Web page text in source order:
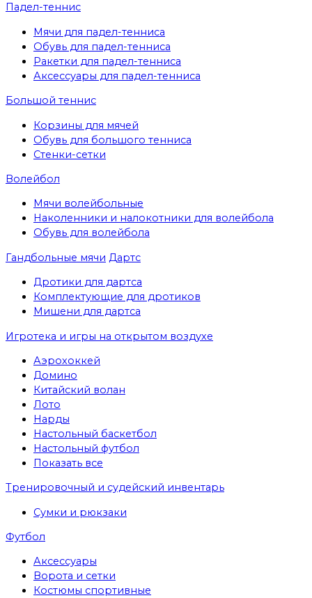
Падел-теннис
Мячи для падел-тенниса
Обувь для падел-тенниса
Ракетки для падел-тенниса
Аксессуары для падел-тенниса
Большой теннис
Корзины для мячей
Обувь для большого тенниса
Стенки-сетки
Волейбол
Мячи волейбольные
Наколенники и налокотники для волейбола
Обувь для волейбола
Гандбольные мячи Дартс
Дротики для дартса
Комплектующие для дротиков
Мишени для дартса
Игротека и игры на открытом воздухе
Аэрохоккей
Домино
Китайский волан
Лото
Нарды
Настольный баскетбол
Настольный футбол
Показать все
Тренировочный и судейский инвентарь
Сумки и рюкзаки
Футбол
Аксессуары
Ворота и сетки
Костюмы спортивные